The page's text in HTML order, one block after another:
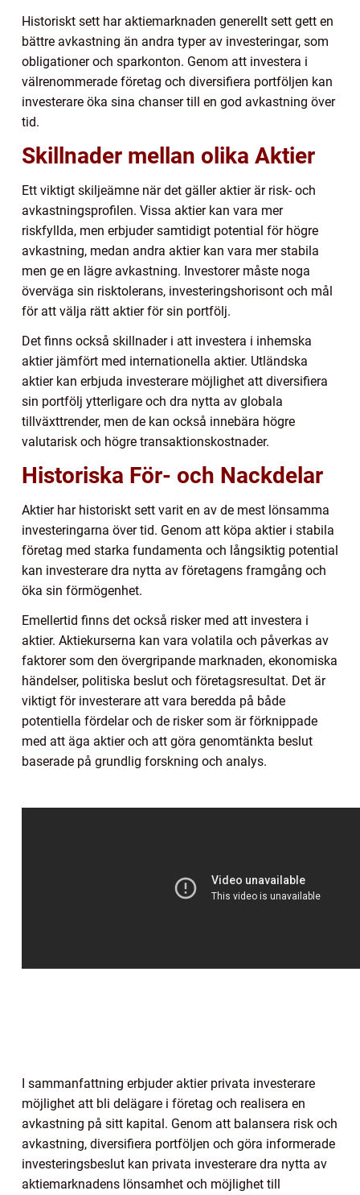
Historiskt sett har aktiemarknaden generellt sett gett en
bättre avkastning än andra typer av investeringar, som
obligationer och sparkonton. Genom att investera i
välrenommerade företag och diversifiera portföljen kan
investerare öka sina chanser till en god avkastning över
tid.
Skillnader mellan olika Aktier
Ett viktigt skiljeämne när det gäller aktier är risk- och
avkastningsprofilen. Vissa aktier kan vara mer
riskfyllda, men erbjuder samtidigt potential för högre
avkastning, medan andra aktier kan vara mer stabila
men ge en lägre avkastning. Investorer måste noga
överväga sin risktolerans, investeringshorisont och mål
för att välja rätt aktier för sin portfölj.
Det finns också skillnader i att investera i inhemska
aktier jämfört med internationella aktier. Utländska
aktier kan erbjuda investerare möjlighet att diversifiera
sin portfölj ytterligare och dra nytta av globala
tillväxttrender, men de kan också innebära högre
valutarisk och högre transaktionskostnader.
Historiska För- och Nackdelar
Aktier har historiskt sett varit en av de mest lönsamma
investeringarna över tid. Genom att köpa aktier i stabila
företag med starka fundamenta och långsiktig potential
kan investerare dra nytta av företagens framgång och
öka sin förmögenhet.
Emellertid finns det också risker med att investera i
aktier. Aktiekurserna kan vara volatila och påverkas av
faktorer som den övergripande marknaden, ekonomiska
händelser, politiska beslut och företagsresultat. Det är
viktigt för investerare att vara beredda på både
potentiella fördelar och de risker som är förknippade
med att äga aktier och att göra genomtänkta beslut
baserade på grundlig forskning och analys.
I sammanfattning erbjuder aktier privata investerare
möjlighet att bli delägare i företag och realisera en
avkastning på sitt kapital. Genom att balansera risk och
avkastning, diversifiera portföljen och göra informerade
investeringsbeslut kan privata investerare dra nytta av
aktiemarknadens lönsamhet och möjlighet till